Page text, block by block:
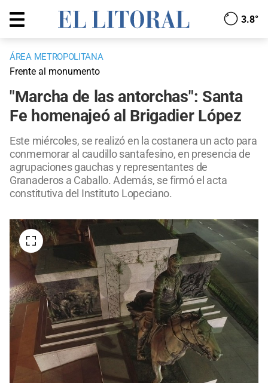
3.8°
ÁREA METROPOLITANA
Frente al monumento
"Marcha de las antorchas": Santa
Fe homenajeó al Brigadier López
Este miércoles, se realizó en la costanera un acto para
conmemorar al caudillo santafesino, en presencia de
agrupaciones gauchas y representantes de
Granaderos a Caballo. Además, se firmó el acta
constitutiva del Instituto Lopeciano.